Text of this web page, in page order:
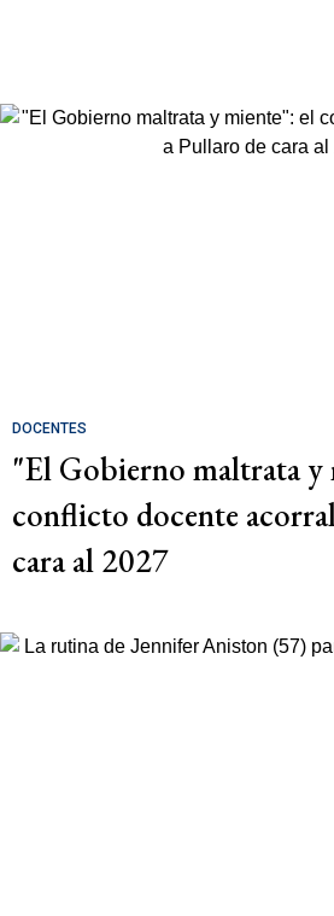
DOCENTES
"El Gobierno maltrata y
conflicto docente
cara al 2027